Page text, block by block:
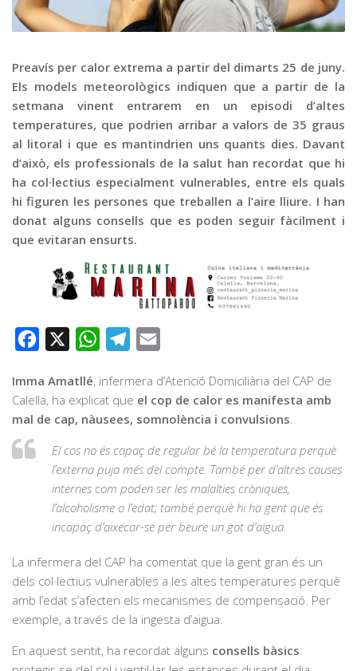
Publicitat
Contacte
Preavís per calor extrema a partir del dimarts 25 de juny.
Els models meteorològics indiquen que a partir de la
setmana vinent entrarem en un episodi d’altes
temperatures, que podrien arribar a valors de 35 graus
al litoral i que es mantindrien uns quants dies. Davant
d’això, els professionals de la salut han recordat que hi
ha col·lectius especialment vulnerables, entre els quals
hi figuren les persones que treballen a l’aire lliure. I han
donat alguns consells que es poden seguir fàcilment i
que evitaran ensurts.
Facebook WhatsAppTelegram
Imma Amatllé, infermera d’Atenció Domiciliària del CAP de
Calella, ha explicat que el cop de calor es manifesta amb
mal de cap, nàusees, somnolència i convulsions
El cos no és capaç de regular bé la temperatura perquè
l’externa puja més del compte. També per d’altres causes
internes com poden ser les malalties cròniques,
l’alcoholisme o l’edat; també perquè hi ha gent que és
incapaç d’aixecar-se per beure un got d’aigua.
La infermera del CAP ha comentat que la gent gran és un
dels col·lectius vulnerables a les altes temperatures perquè
amb l’edat s’afecten els mecanismes de compensació. Per
exemple, a través de la ingesta d’aigua.
En aquest sentit, ha recordat alguns consells bàsics: